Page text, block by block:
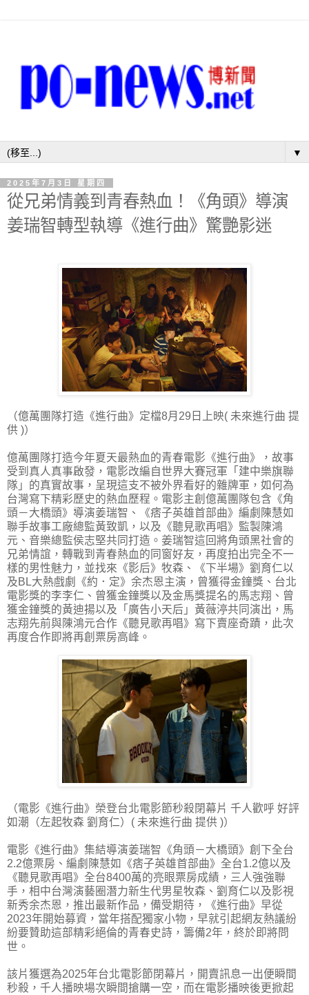
▼
2025年7月3日 星期四
從兄弟情義到青春熱血！《角頭》導演
姜瑞智轉型執導《進行曲》驚艷影迷
（億萬團隊打造《進行曲》定檔8月29日上映( 未來進行曲 提
供 )）
億萬團隊打造今年夏天最熱血的青春電影《進行曲》，故事
受到真人真事啟發，電影改編自世界大賽冠軍「建中樂旗聯
隊」的真實故事，呈現這支不被外界看好的雜牌軍，如何為
台灣寫下精彩歷史的熱血歷程。電影主創億萬團隊包含《角
頭－大橋頭》導演姜瑞智、《痞子英雄首部曲》編劇陳慧如
聯手故事工廠總監黃致凱，以及《聽見歌再唱》監製陳鴻
元、音樂總監侯志堅共同打造。姜瑞智這回將角頭黑社會的
兄弟情誼，轉戰到青春熱血的同窗好友，再度拍出完全不一
樣的男性魅力，並找來《影后》牧森、《下半場》劉育仁以
及BL大熱戲劇《約．定》余杰恩主演，曾獲得金鐘獎、台北
電影獎的李李仁、曾獲金鐘獎以及金馬獎提名的馬志翔、曾
獲金鐘獎的黃迪揚以及「廣告小天后」黃薇渟共同演出，馬
志翔先前與陳鴻元合作《聽見歌再唱》寫下賣座奇蹟，此次
再度合作即將再創票房高峰。
（電影《進行曲》榮登台北電影節秒殺閉幕片 千人歡呼 好評
如潮（左起牧森 劉育仁）( 未來進行曲 提供 )）
電影《進行曲》集結導演姜瑞智《角頭－大橋頭》創下全台
2.2億票房、編劇陳慧如《痞子英雄首部曲》全台1.2億以及
《聽見歌再唱》全台8400萬的亮眼票房成績，三人強強聯
手，相中台灣演藝圈潛力新生代男星牧森、劉育仁以及影視
新秀余杰恩，推出最新作品，備受期待，《進行曲》早從
2023年開始募資，當年搭配獨家小物，早就引起網友熱議紛
紛要贊助這部精彩絕倫的青春史詩，籌備2年，終於即將問
世。
該片獲選為2025年台北電影節閉幕片，開賣訊息一出便瞬間
秒殺，千人播映場次瞬間搶購一空，而在電影播映後更掀起